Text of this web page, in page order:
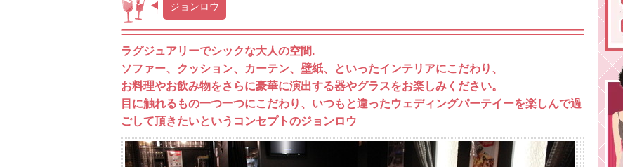
ジョンロウ
ラグジュアリーでシックな大人の空間.
ソファー、クッション、カーテン、壁紙、といったインテリアにこだわり、
お料理やお飲み物をさらに豪華に演出する器やグラスをお楽しみください。
目に触れるもの一つ一つにこだわり、いつもと違ったウェディングパーテイーを楽しんで過
ごして頂きたいというコンセプトのジョンロウ